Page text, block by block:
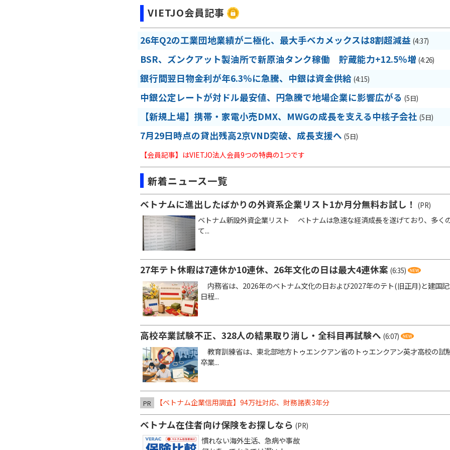
VIETJO会員記事
26年Q2の工業団地業績が二極化、最大手ベカメックスは8割超減益 (4:37)
BSR、ズンクアット製油所で新原油タンク稼働 貯蔵能力+12.5％増 (4:26)
銀行間翌日物金利が年6.3％に急騰、中銀は資金供給 (4:15)
中銀公定レートが対ドル最安値、円急騰で地場企業に影響広がる (5日)
【新規上場】携帯・家電小売DMX、MWGの成長を支える中核子会社 (5日)
7月29日時点の貸出残高2京VND突破、成長支援へ (5日)
【会員記事】はVIETJO法人会員9つの特典の1つです
新着ニュース一覧
ベトナムに進出したばかりの外資系企業リスト1か月分無料お試し！ (PR)
ベトナム新設外資企業リスト ベトナムは急速な経済成長を遂げており、多く
て...
27年テト休暇は7連休か10連休、26年文化の日は最大4連休案 (6:35)
内務省は、2026年のベトナム文化の日および2027年のテト(旧正月)と建国記
日程...
高校卒業試験不正、328人の結果取り消し・全科目再試験へ (6:07)
教育訓練省は、東北部地方トゥエンクアン省のトゥエンクアン英才高校の試
卒業...
PR 【ベトナム企業信用調査】94万社対応、財務諸表3年分
ベトナム在住者向け保険をお探しなら (PR)
慣れない海外生活、急病や事故